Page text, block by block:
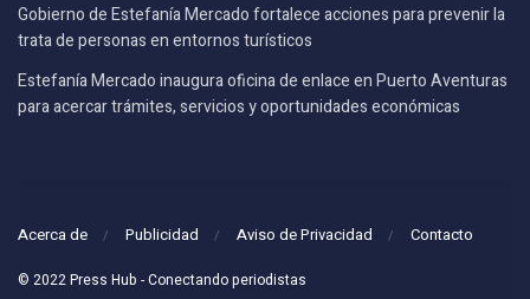
Gobierno de Estefanía Mercado fortalece acciones para prevenir la
trata de personas en entornos turísticos
Estefanía Mercado inaugura oficina de enlace en Puerto Aventuras
para acercar trámites, servicios y oportunidades económicas
Acerca de Publicidad Aviso de Privacidad Contacto
© 2022 Press Hub - Conectando periodistas